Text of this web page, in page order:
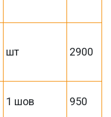
шт 2900
1 шов 950